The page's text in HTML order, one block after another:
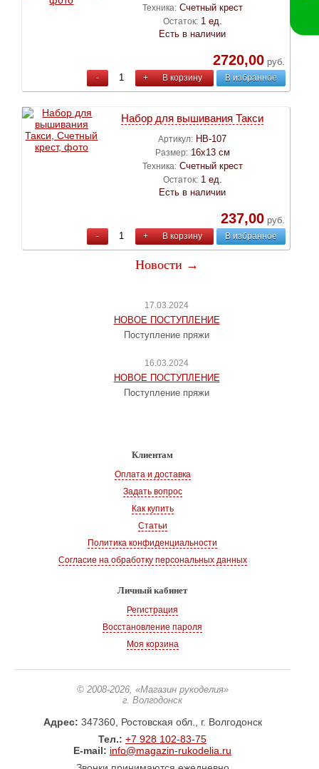
Техника: Счетный крест
Остаток: 1 ед.
Есть в наличии
2720,00руб.
- + В корзину В избранное
Набор для вышивания Такси
Артикул: НВ-107
Размер: 16х13 см
Техника: Счетный крест
Остаток: 1 ед.
Есть в наличии
237,00руб.
- + В корзину В избранное
Новости →
17.03.2024
НОВОЕ ПОСТУПЛЕНИЕ
Поступление пряжи
16.03.2024
НОВОЕ ПОСТУПЛЕНИЕ
Поступление пряжи
Клиентам
Оплата и доставка
Задать вопрос
Как купить
Статьи
Политика конфиденциальности
Согласие на обработку персональных данных
Личный кабинет
Регистрация
Восстановление пароля
Моя корзина
© 2008-2026, «Магазин рукоделия»
г. Волгодонск
Адрес: 347360, Ростовская обл., г. Волгодонск
Тел.: +7 928 102-83-75
E-mail: info@magazin-rukodelia.ru